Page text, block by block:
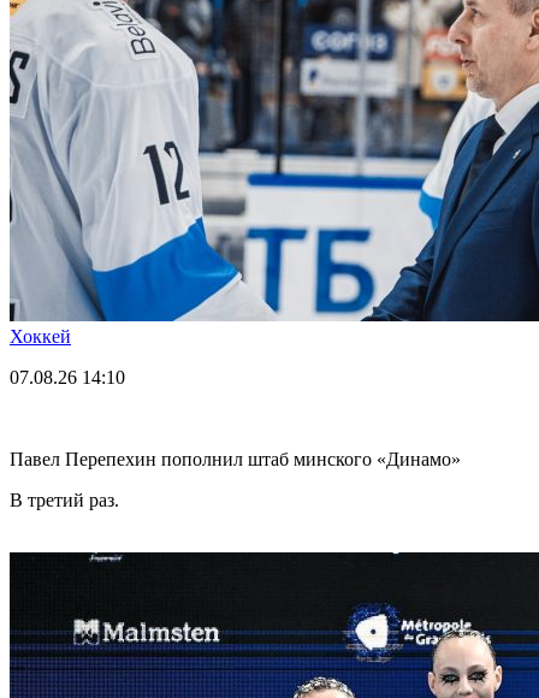
Хоккей
07.08.26 14:10
Павел Перепехин пополнил штаб минского «Динамо»
В третий раз.